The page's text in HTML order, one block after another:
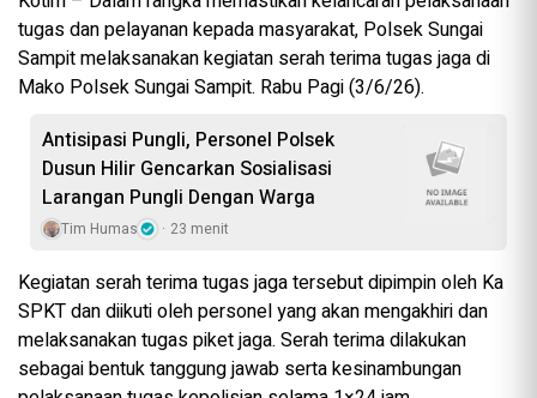
tugas dan pelayanan kepada masyarakat, Polsek Sungai
Sampit melaksanakan kegiatan serah terima tugas jaga di
Mako Polsek Sungai Sampit. Rabu Pagi (3/6/26).
Antisipasi Pungli, Personel Polsek
Dusun Hilir Gencarkan Sosialisasi
Larangan Pungli Dengan Warga
Tim Humas 23 menit
Kegiatan serah terima tugas jaga tersebut dipimpin oleh Ka
SPKT dan diikuti oleh personel yang akan mengakhiri dan
melaksanakan tugas piket jaga. Serah terima dilakukan
sebagai bentuk tanggung jawab serta kesinambungan